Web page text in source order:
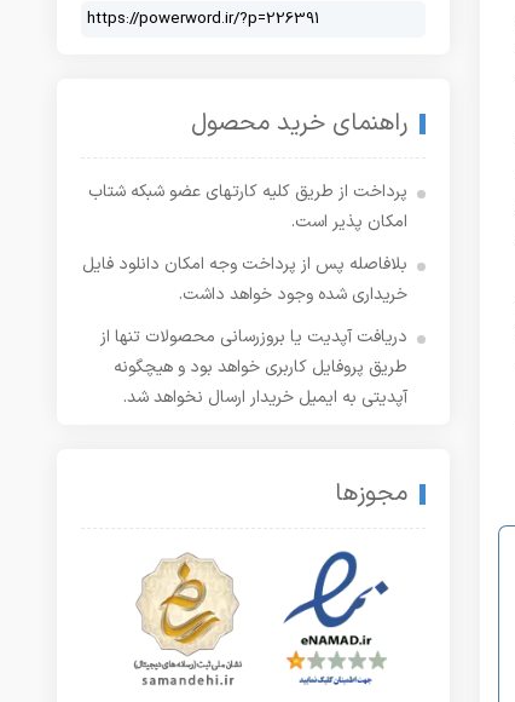
راهنمای خرید محصول
پرداخت از طریق کلیه کارتهای عضو شبکه شتاب
امکان پذیر است.
بلافاصله پس از پرداخت وجه امکان دانلود فایل
خریداری شده وجود خواهد داشت.
دریافت آپدیت یا بروزرسانی محصولات تنها از
طریق پروفایل کاربری خواهد بود و هیچگونه
آپدیتی به ایمیل خریدار ارسال نخواهد شد.
مجوزها